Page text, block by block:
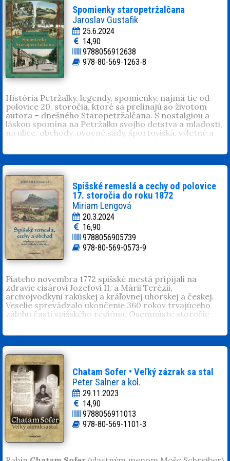
000 článkov, zozbieral okolo 150 povestí zo starej
Bratislavy. Písal rozprávky pre deti. Mnohé z jeho
textov o histórii mesta vyšli knižne:
Slávni ľudia v Bratislave,Rehole, kostoly a kláštory v
Bratislave,Legendy a mýty zo starej Bratislavy
a povesti z Bratislavy,Príbehy bratislavských fontán a
studnía ďalšie.
Spomienky staropetržalčana
Jaroslav Gustafik
25.6.2024
14,90
9788056912638
978-80-569-1263-8
História Petržalky, legendy, spomienky, najmä tie od
polovice 20. storočia, ktoré sa prelínajú so životom
autora – dnešného Staropetržalčana. S nostalgiou a
láskou spomína na Petržalku svojho detstva a mladosti,
na ulice, obchody, ovocné sady, športoviská, výletné a
menila štátnu príslušnosť a menili sa aj jej obyvatelia.
Spišské remeslá a cechy od polovice
17. storočia do roku 1872
Miriam Lengová
20.3.2024
16,90
9788056905739
978-80-569-0573-9
Piateho novembra 1772 spišské mestá pripíjali na
zdravie cisárovi Jozefovi II. a Márii Terézii,
arcivojvodkyni rakúskej a kráľovnej uhorskej a českej.
Veselie sprevádzalo ukončenie 360 rokov trvajúceho
zálohu časti spišského regiónu. Osemnáste storočie
odriekania. Boje medzi vojskami protihabsbursky
orientovanej uhorskej šľachty, osmanskými plukmi
a cisárskou armádou ako aj násilná rekatolizácia
významne zasiahlli do politického, náboženského
a hospodárskeho vývoja spišského regiónu. Mier, ktorý
v roku 1711 ukončil boje, prišiel v pravý čas. Spišské
mestá rozkvitli, znova sa v nich rozprúdili remeslá a
obchod, pôsobili v nich významní obchodníci,
remeselníci a umelci európskeho formátu – zlatník Ján
Siláši, sochár Ján Brokoff či maliari romantizmu Ján
Czauczik a Ján Rombauer, dvorný maliar cára
Alexandra I.
PhDr. Miriam Lengová, M. A., pôsobí ako vedecký
Chatam Sofer • Veľký zázrak sa stal
Peter Salner a kol.
29.11.2023
14,90
9788056911013
978-80-569-1101-3